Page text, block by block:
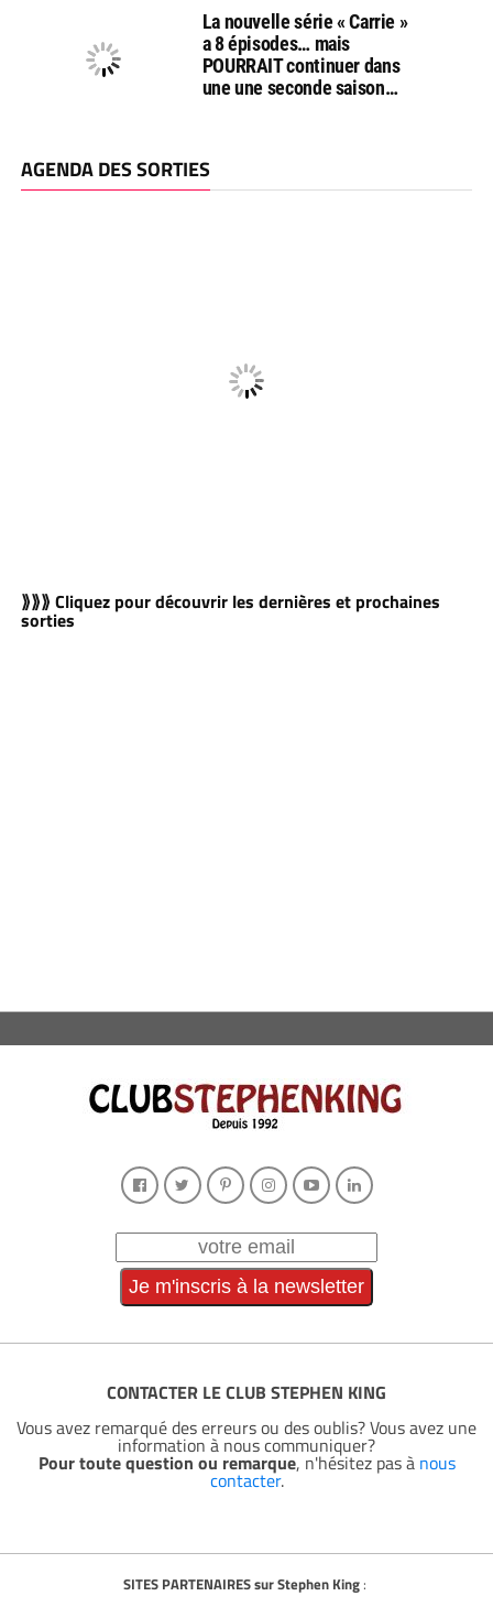
La nouvelle série « Carrie »
a 8 épisodes… mais
POURRAIT continuer dans
une une seconde saison…
AGENDA DES SORTIES
⟫⟫⟫ Cliquez pour découvrir les dernières et prochaines
sorties
CONTACTER LE CLUB STEPHEN KING
Vous avez remarqué des erreurs ou des oublis? Vous avez une
information à nous communiquer?
Pour toute question ou remarque, n'hésitez pas à nous
contacter.
SITES PARTENAIRES sur Stephen King: